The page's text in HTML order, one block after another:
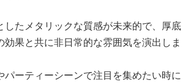
したメタリックな質感が未来的で、厚底
効果と共に非日常的な雰囲気を演出しま
パーティーシーンで注目を集めたい時に